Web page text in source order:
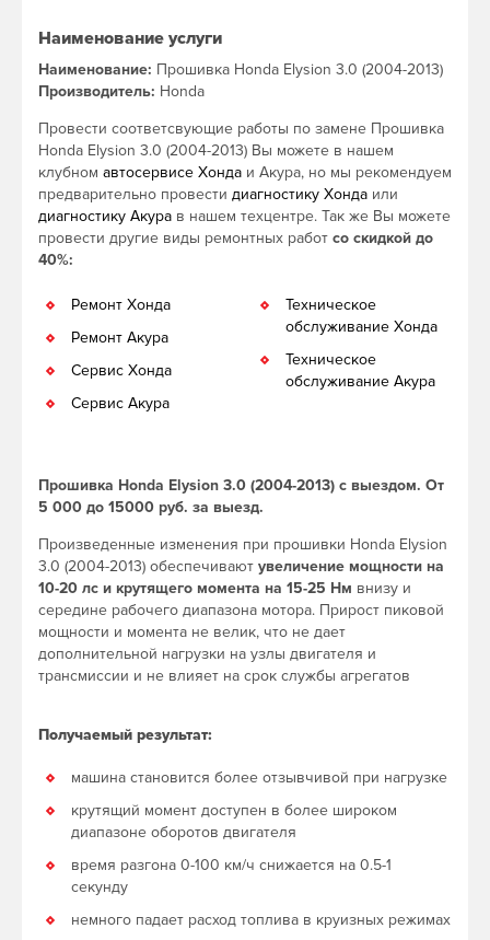
Наименование услуги
Наименование: Прошивка Honda Elysion 3.0 (2004-2013)
Производитель: Honda
Провести соответсвующие работы по замене Прошивка
Honda Elysion 3.0 (2004-2013) Вы можете в нашем
клубном автосервисе Хонда и Акура, но мы рекомендуем
предварительно провести диагностику Хонда или
диагностику Акура в нашем техцентре. Так же Вы можете
провести другие виды ремонтных работ со скидкой до
40%:
Ремонт Хонда
Ремонт Акура
Сервис Хонда
Сервис Акура
Техническое
обслуживание Хонда
Техническое
обслуживание Акура
Прошивка Honda Elysion 3.0 (2004-2013) с выездом. От
5 000 до 15000 руб. за выезд.
Произведенные изменения при прошивки Honda Elysion
3.0 (2004-2013) обеспечивают увеличение мощности на
10-20 лс и крутящего момента на 15-25 Нм внизу и
середине рабочего диапазона мотора. Прирост пиковой
мощности и момента не велик, что не дает
дополнительной нагрузки на узлы двигателя и
трансмиссии и не влияет на срок службы агрегатов
Получаемый результат:
машина становится более отзывчивой при нагрузке
крутящий момент доступен в более широком
диапазоне оборотов двигателя
время разгона 0-100 км/ч снижается на 0.5-1
секунду
немного падает расход топлива в круизных режимах